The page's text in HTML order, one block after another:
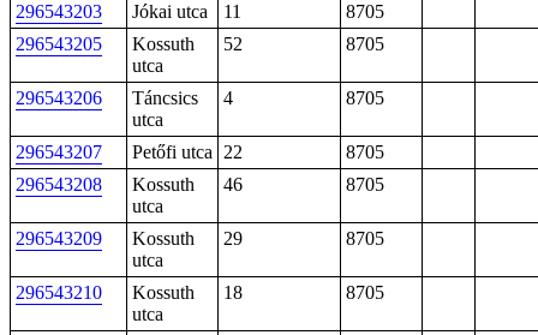
296543203 Jókai utca 11
8705
296543205
Kossuth
utca
52 8705
296543206
Táncsics
utca
4 8705
296543207 Petőfi utca 22
8705
296543208
Kossuth
utca
46 8705
296543209
Kossuth
utca
29 8705
296543210
Kossuth
utca
18 8705